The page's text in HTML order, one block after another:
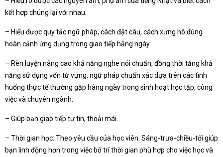
kết hợp chúng lại với nhau.
– Hiểu được quy tắc ngữ pháp, cách đặt câu, cách xưng hô đúng
hoàn cảnh ứng dụng trong giao tiếp hằng ngày.
– Rèn luyện nâng cao khả năng nghe nói chuẩn, đồng thời tăng khả
năng sử dụng vốn từ vựng, ngữ pháp chuẩn xác dựa trên các tình
huống thực tế thường gặp hàng ngày trong sinh hoạt học tập, công
việc và chuyên ngành.
– Giúp bạn giao tiếp tự tin, thoải mái.
– Thời gian học: Theo yêu cầu của học viên: Sáng-trưa-chiều-tối giúp
bạn linh động hơn trong việc bố trí thời gian phù hợp cho việc học và